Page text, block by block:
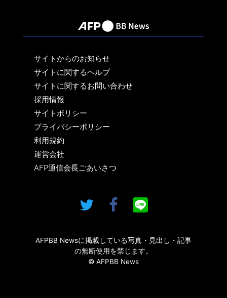
サイトからのお知らせ
サイトに関するヘルプ
サイトに関するお問い合わせ
採用情報
サイトポリシー
プライバシーポリシー
利用規約
運営会社
AFP通信会長ごあいさつ
AFPBB Newsに掲載している写真・見出し・記事
の無断使用を禁じます。
© AFPBB News